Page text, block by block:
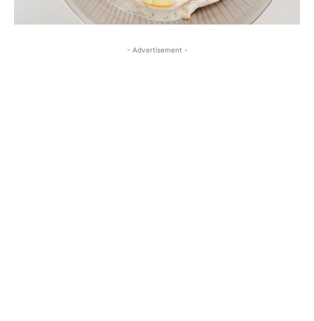
- Advertisement -